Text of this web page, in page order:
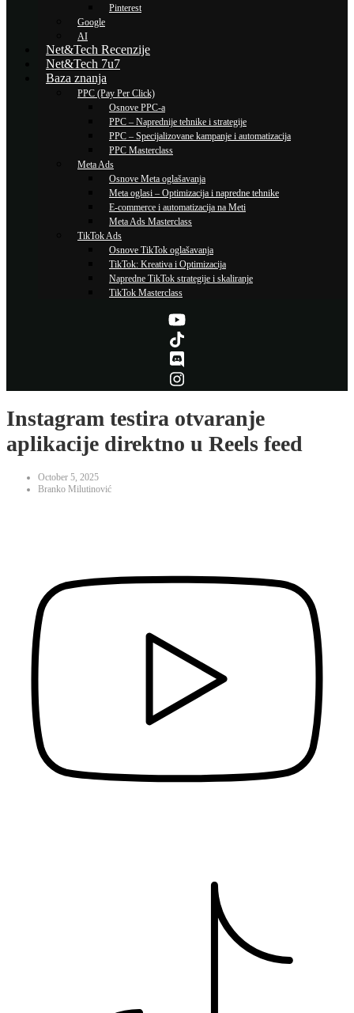
Pinterest
Google
AI
Net&Tech Recenzije
Net&Tech 7u7
Baza znanja
PPC (Pay Per Click)
Osnove PPC-a
PPC – Naprednije tehnike i strategije
PPC – Specijalizovane kampanje i automatizacija
PPC Masterclass
Meta Ads
Osnove Meta oglašavanja
Meta oglasi – Optimizacija i napredne tehnike
E-commerce i automatizacija na Meti
Meta Ads Masterclass
TikTok Ads
Osnove TikTok oglašavanja
TikTok: Kreativa i Optimizacija
Napredne TikTok strategije i skaliranje
TikTok Masterclass
Instagram testira otvaranje
aplikacije direktno u Reels feed
October 5, 2025
Branko Milutinović